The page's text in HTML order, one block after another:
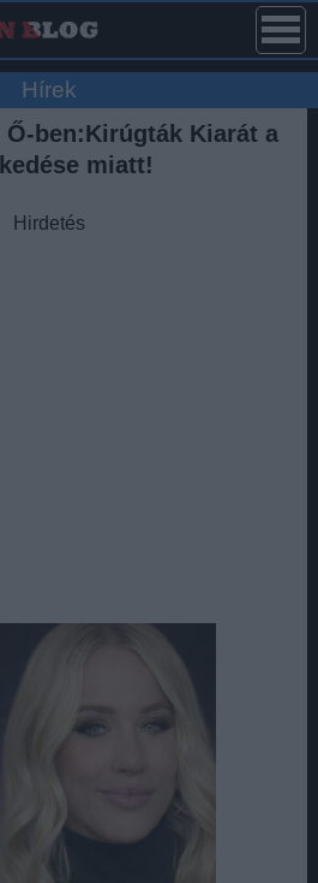
Hírek
Ő-ben:Kirúgták Kiarát a
miatt!
Hirdetés